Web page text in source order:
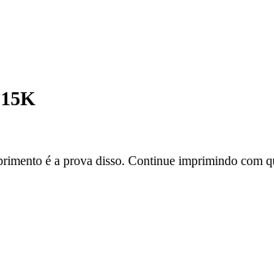
é a prova disso. Continue imprimindo com